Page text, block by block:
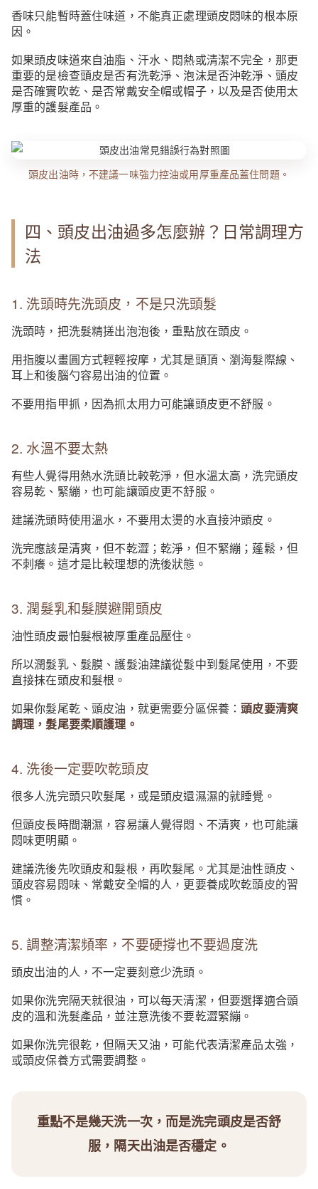
香味只能暫時蓋住味道，不能真正處理頭皮悶味的根本原
因。
如果頭皮味道來自油脂、汗水、悶熱或清潔不完全，那更
重要的是檢查頭皮是否有洗乾淨、泡沫是否沖乾淨、頭皮
是否確實吹乾、是否常戴安全帽或帽子，以及是否使用太
厚重的護髮產品。
頭皮出油時，不建議一味強力控油或用厚重產品蓋住問題。
四、頭皮出油過多怎麼辦？日常調理方
法
1. 洗頭時先洗頭皮，不是只洗頭髮
洗頭時，把洗髮精搓出泡泡後，重點放在頭皮。
用指腹以畫圓方式輕輕按摩，尤其是頭頂、瀏海髮際線、
耳上和後腦勺容易出油的位置。
不要用指甲抓，因為抓太用力可能讓頭皮更不舒服。
2. 水溫不要太熱
有些人覺得用熱水洗頭比較乾淨，但水溫太高，洗完頭皮
容易乾、緊繃，也可能讓頭皮更不舒服。
建議洗頭時使用溫水，不要用太燙的水直接沖頭皮。
洗完應該是清爽，但不乾澀；乾淨，但不緊繃；蓬鬆，但
不刺癢。這才是比較理想的洗後狀態。
3. 潤髮乳和髮膜避開頭皮
油性頭皮最怕髮根被厚重產品壓住。
所以潤髮乳、髮膜、護髮油建議從髮中到髮尾使用，不要
直接抹在頭皮和髮根。
如果你髮尾乾、頭皮油，就更需要分區保養： 頭皮要清爽
調理，髮尾要柔順護理。
4. 洗後一定要吹乾頭皮
很多人洗完頭只吹髮尾，或是頭皮還濕濕的就睡覺。
但頭皮長時間潮濕，容易讓人覺得悶、不清爽，也可能讓
悶味更明顯。
建議洗後先吹頭皮和髮根，再吹髮尾。尤其是油性頭皮、
頭皮容易悶味、常戴安全帽的人，更要養成吹乾頭皮的習
慣。
5. 調整清潔頻率，不要硬撐也不要過度洗
頭皮出油的人，不一定要刻意少洗頭。
如果你洗完隔天就很油，可以每天清潔，但要選擇適合頭
皮的溫和洗髮產品，並注意洗後不要乾澀緊繃。
如果你洗完很乾，但隔天又油，可能代表清潔產品太強，
或頭皮保養方式需要調整。
重點不是幾天洗一次，而是洗完頭皮是否舒
服，隔天出油是否穩定。